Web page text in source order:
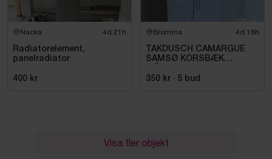
Nacka 4d 21h
Radiatorelement,
panelradiator
400 kr
Bromma 4d 18h
TAKDUSCH CAMARGUE
SAMSØ KORSBÆK
350 kr · 5 bud
Visa fler objekt